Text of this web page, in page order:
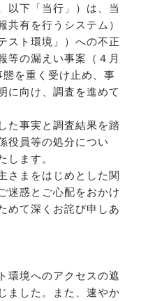
下「当行」）は、当
共有を行うシステム）
スト環境」）への不正
等の漏えい事案（４月
を重く受け止め、事
に向け、調査を進めて
た事実と調査結果を踏
役員等の処分につい
します。
さまをはじめとした関
迷惑とご心配をおかけ
めて深くお詫び申しあ
環境へのアクセスの遮
ました。また、速やか